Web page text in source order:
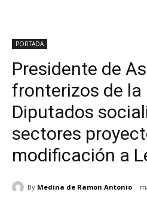
PORTADA
Presidente de
fronterizos de la
Diputados
sectores
modificación a
By Medina de Ramon Antonio